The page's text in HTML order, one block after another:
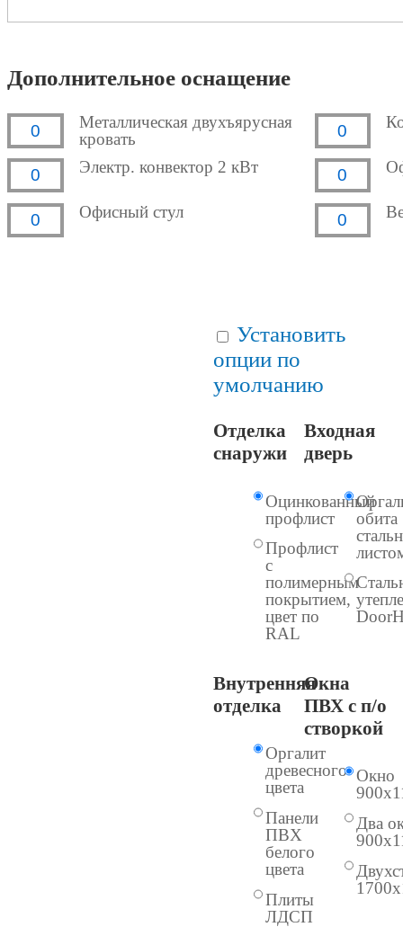
Дополнительное оснащение
Металлическая двухъярусная
кровать
Электр. конвектор 2 кВт
Офисный стул
Установить
опции по
умолчанию
Отделка
снаружи
Оцинкованный
профлист
Профлист
с
полимерным
покрытием,
цвет по
RAL
Входная
дверь
обита
Внутренняя
отделка
Оргалит
древесного
цвета
Панели
ПВХ
белого
цвета
Плиты
ЛДСП
Окна
ПВХ с п/о
створкой
Окно
Два